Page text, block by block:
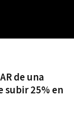
de una
subir 25% en